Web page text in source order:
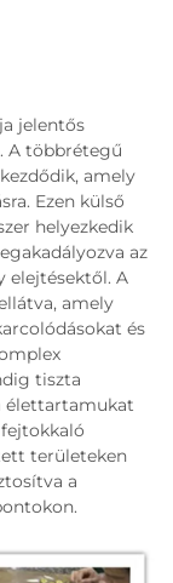
jelentős
A többrétegű
amely
Ezen külső
helyezkedik
az
elejtésektől. A
amely
és
tiszta
élettartamukat
területeken
a